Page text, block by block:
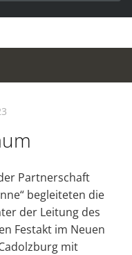
Partnerschaft
begleiteten die
der Leitung des
Festakt im Neuen
mit